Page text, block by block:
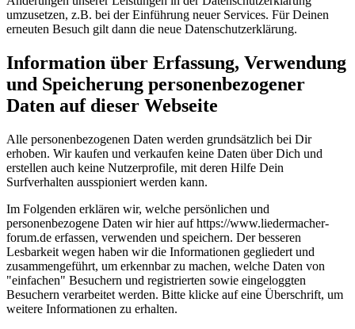
umzusetzen, z.B. bei der Einführung neuer Services. Für Deinen
erneuten Besuch gilt dann die neue Datenschutzerklärung.
Information über Erfassung, Verwendung
und Speicherung personenbezogener
Daten auf dieser Webseite
Alle personenbezogenen Daten werden grundsätzlich bei Dir
erhoben. Wir kaufen und verkaufen keine Daten über Dich und
erstellen auch keine Nutzerprofile, mit deren Hilfe Dein
Surfverhalten ausspioniert werden kann.
Im Folgenden erklären wir, welche persönlichen und
personenbezogene Daten wir hier auf https://www.liedermacher-
forum.de erfassen, verwenden und speichern. Der besseren
Lesbarkeit wegen haben wir die Informationen gegliedert und
zusammengeführt, um erkennbar zu machen, welche Daten von
"einfachen" Besuchern und registrierten sowie eingeloggten
Besuchern verarbeitet werden. Bitte klicke auf eine Überschrift, um
weitere Informationen zu erhalten.